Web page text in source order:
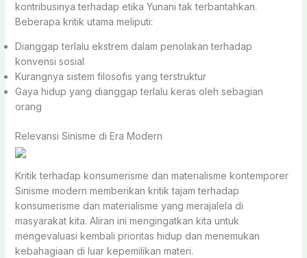
kontribusinya terhadap etika Yunani tak terbantahkan.
Beberapa kritik utama meliputi:
Dianggap terlalu ekstrem dalam penolakan terhadap
konvensi sosial
Kurangnya sistem filosofis yang terstruktur
Gaya hidup yang dianggap terlalu keras oleh sebagian
orang
Relevansi Sinisme di Era Modern
Kritik terhadap konsumerisme dan materialisme kontemporer
Sinisme modern memberikan kritik tajam terhadap
konsumerisme dan materialisme yang merajalela di
masyarakat kita. Aliran ini mengingatkan kita untuk
mengevaluasi kembali prioritas hidup dan menemukan
kebahagiaan di luar kepemilikan materi.